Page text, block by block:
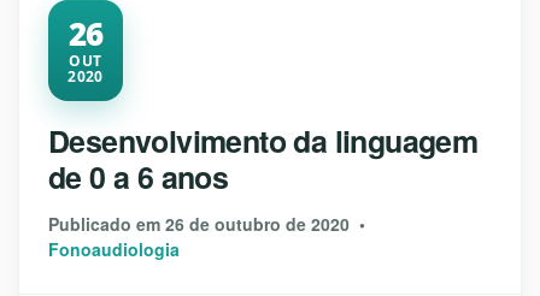
26
OUT
2020
Desenvolvimento da linguagem
de 0 a 6 anos
Publicado em 26 de outubro de 2020 •
Fonoaudiologia